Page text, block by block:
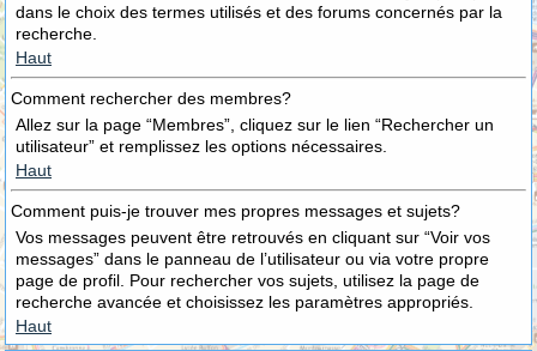
dans le choix des termes utilisés et des forums concernés par la
recherche.
Haut
Comment rechercher des membres?
Allez sur la page “Membres”, cliquez sur le lien “Rechercher un
utilisateur” et remplissez les options nécessaires.
Haut
Comment puis-je trouver mes propres messages et sujets?
Vos messages peuvent être retrouvés en cliquant sur “Voir vos
messages” dans le panneau de l’utilisateur ou via votre propre
page de profil. Pour rechercher vos sujets, utilisez la page de
recherche avancée et choisissez les paramètres appropriés.
Haut